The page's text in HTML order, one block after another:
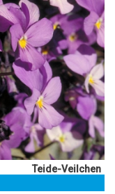
Teide-Veilchen